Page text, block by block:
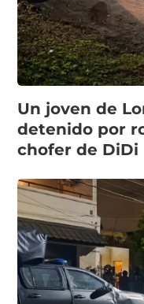
Un joven de
detenido por
chofer de DiDi